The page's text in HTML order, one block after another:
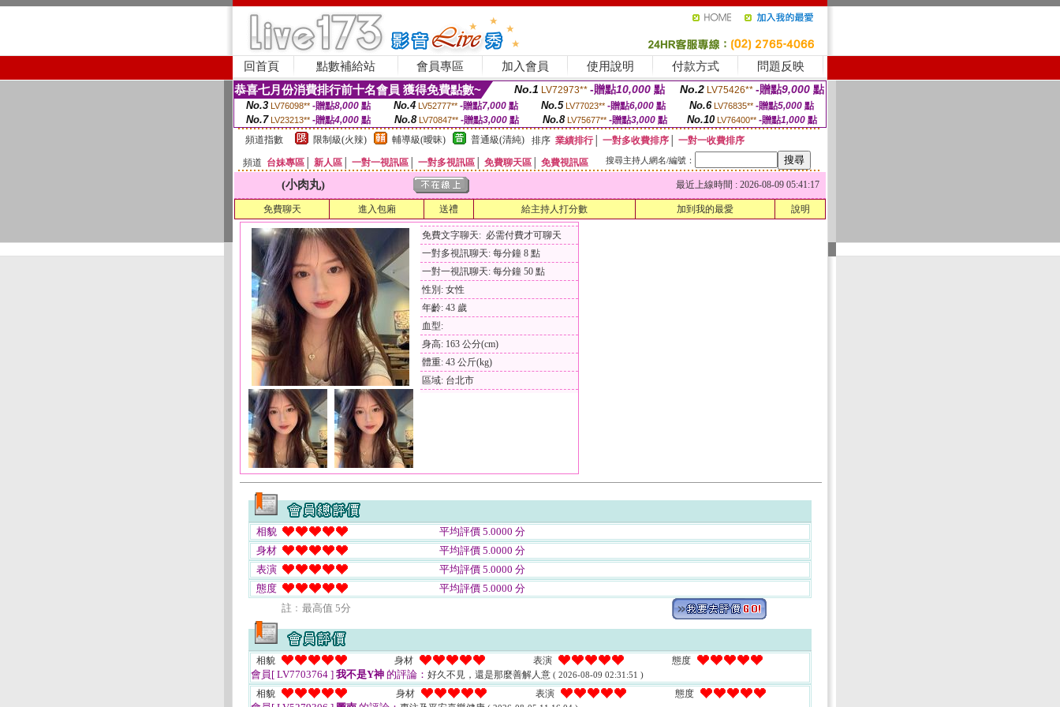
回首頁 點數補給站 會員專區 加入會員 使用說明 付款方式 問題反映
恭喜七月份消費排行前十名會員 獲得免費點數~ No.1 LV72973** -贈點10,000 點 No.2 LV75426** -贈點9,000 點
No.3 LV76098** -贈點8,000點 No.4 LV52777** -贈點7,000點 No.5 LV77023** -贈點6,000點 No.6 LV76835** -贈點5,000點
No.7 LV23213** -贈點4,000 點 No.8 LV70847** -贈點3,000 點 No.8 LV75677** -贈點3,000點 No.10 LV76400** -贈點1,000 點
頻道指數
限制級(火辣) 輔導級(曖昧) 普通級(清純) 排序 業績排行│ 一對多收費排序
一對一收費排序
頻道 台妹專區 新人區 一對一視訊區 一對多視訊區 免費聊天區 免費視訊區 搜尋主持人網名/編號：
(小肉丸) 最近上線時間 : 2026-08-09 05:41:17
免費聊天 進入包廂 送禮 給主持人打分數 加到我的最愛 說明
免費文字聊天: 必需付費才可聊天
一對多視訊聊天: 每分鐘 8 點
一對一視訊聊天: 每分鐘 50 點
性別: 女性
年齡: 43 歲
血型:
身高: 163 公分(cm)
體重: 43 公斤(kg)
區域: 台北市
相貌
平均評價 5.0000 分
身材
平均評價 5.0000 分
表演
平均評價 5.0000 分
態度
平均評價 5.0000 分
註﹕最高值 5分
相貌 身材 表演 態度
會員[ LV7703764 ] 我不是Y神 的評論： 好久不見，還是那麼善解人意 ( 2026-08-09 02:31:51 )
相貌 身材 表演 態度